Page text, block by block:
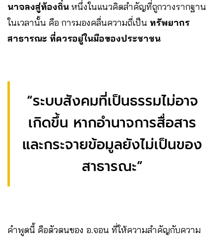
นาจลงสู่ท้องถิ่น หนึ่งในแนวคิดสำคัญที่ถูกวางรากฐาน
ในเวลานั้น คือ การมองคลื่นความถี่เป็น ทรัพยากร
สาธารณะ ที่ควรอยู่ในมือของประชาชน
“ระบบสังคมที่เป็นธรรมไม่อาจ
เกิดขึ้น หากอำนาจการสื่อสาร
และกระจายข้อมูลยังไม่เป็นของ
สาธารณะ”
คำพูดนี้ คือตัวตนของ อ.จอน ที่ให้ความสำคัญกับความ